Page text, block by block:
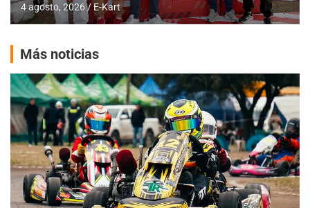
4 agosto, 2026 E-Kart
Más noticias